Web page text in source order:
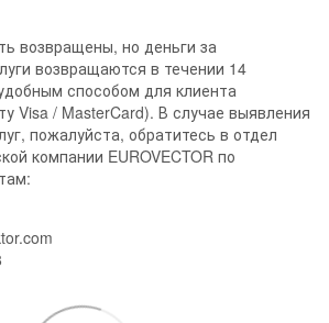
возвращены, но деньги за
возвращаются в течении 14
способом для клиента
Visa / MasterCard). В случае выявления
пожалуйста, обратитесь в отдел
компании EUROVECTOR по